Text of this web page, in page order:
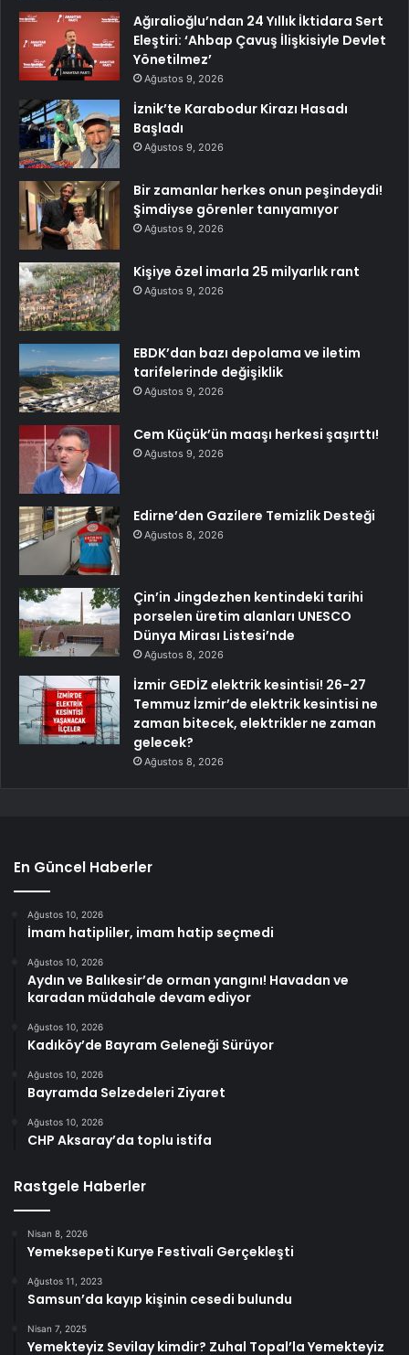
Ağıralioğlu’ndan 24 Yıllık İktidara Sert
Eleştiri: ‘Ahbap Çavuş İlişkisiyle Devlet
Yönetilmez’
Ağustos 9, 2026
İznik’te Karabodur Kirazı Hasadı
Başladı
Ağustos 9, 2026
Bir zamanlar herkes onun peşindeydi!
Şimdiyse görenler tanıyamıyor
Ağustos 9, 2026
Kişiye özel imarla 25 milyarlık rant
Ağustos 9, 2026
EBDK’dan bazı depolama ve iletim
tarifelerinde değişiklik
Ağustos 9, 2026
Cem Küçük’ün maaşı herkesi şaşırttı!
Ağustos 9, 2026
Edirne’den Gazilere Temizlik Desteği
Ağustos 8, 2026
Çin’in Jingdezhen kentindeki tarihi
porselen üretim alanları UNESCO
Dünya Mirası Listesi’nde
Ağustos 8, 2026
İzmir GEDİZ elektrik kesintisi! 26-27
Temmuz İzmir’de elektrik kesintisi ne
zaman bitecek, elektrikler ne zaman
gelecek?
Ağustos 8, 2026
En Güncel Haberler
Ağustos 10, 2026
İmam hatipliler, imam hatip seçmedi
Ağustos 10, 2026
Aydın ve Balıkesir’de orman yangını! Havadan ve
karadan müdahale devam ediyor
Ağustos 10, 2026
Kadıköy’de Bayram Geleneği Sürüyor
Ağustos 10, 2026
Bayramda Selzedeleri Ziyaret
Ağustos 10, 2026
CHP Aksaray’da toplu istifa
Rastgele Haberler
Nisan 8, 2026
Yemeksepeti Kurye Festivali Gerçekleşti
Ağustos 11, 2023
Samsun’da kayıp kişinin cesedi bulundu
Nisan 7, 2025
Yemekteyiz Sevilay kimdir? Zuhal Topal’la Yemekteyiz